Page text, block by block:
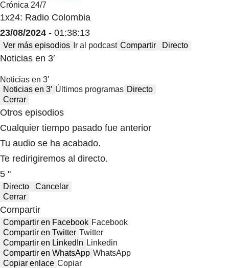
Crónica 24/7
1x24: Radio Colombia
23/08/2024 - 01:38:13
Ver más episodios Ir al podcast Compartir Directo
Noticias en 3′
Noticias en 3′
Noticias en 3′ Últimos programas Directo
Cerrar
Otros episodios
Cualquier tiempo pasado fue anterior
Tu audio se ha acabado.
Te redirigiremos al directo.
5 "
Directo
Cancelar
Cerrar
Compartir
Compartir en Facebook Facebook
Compartir en Twitter Twitter
Compartir en LinkedIn Linkedin
Compartir en WhatsApp WhatsApp
Copiar enlace Copiar